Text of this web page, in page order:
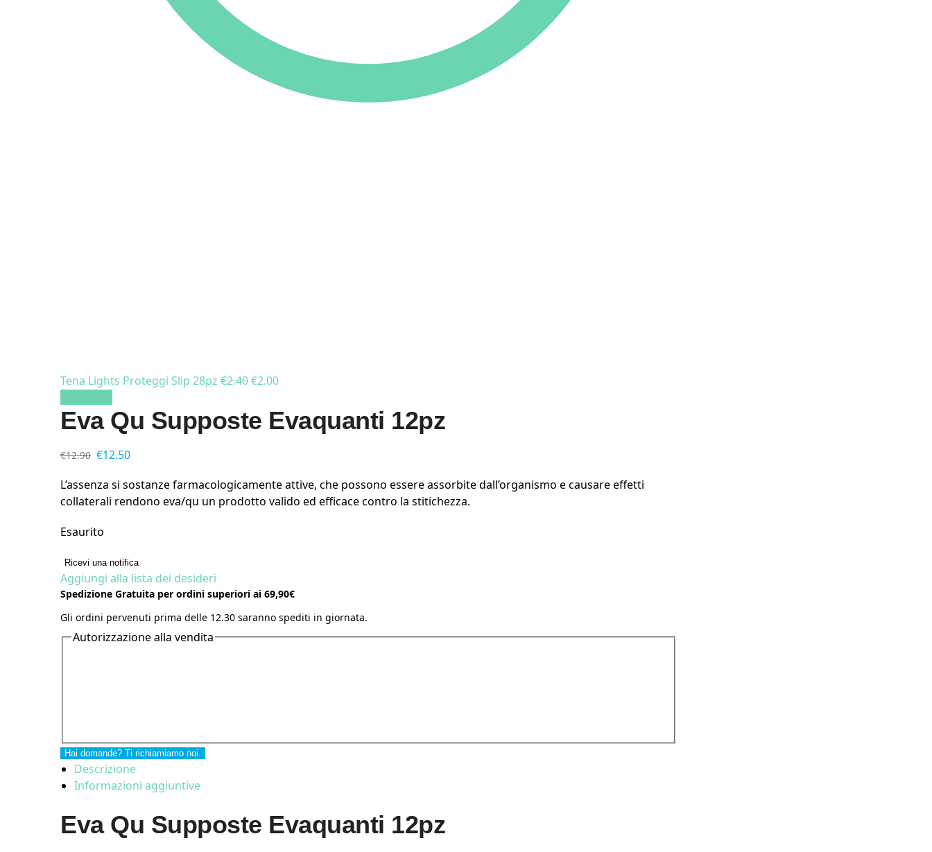
Tena Lights Proteggi Slip 28pz €2.40€2.00
Eva Qu Supposte Evaquanti 12pz
€12.90 €12.50
L’assenza si sostanze farmacologicamente attive, che possono essere assorbite dall’organismo e causare effetti
collaterali rendono eva/qu un prodotto valido ed efficace contro la stitichezza.
Esaurito
Ricevi una notifica
Aggiungi alla lista dei desideri
Spedizione Gratuita per ordini superiori ai 69,90€
Gli ordini pervenuti prima delle 12.30 saranno spediti in giornata.
Autorizzazione alla vendita
Hai domande? Ti richiamiamo noi.
Descrizione
Informazioni aggiuntive
Eva Qu Supposte Evaquanti 12pz